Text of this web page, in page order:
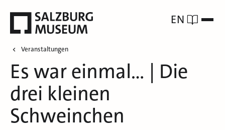
EN
Veranstaltungen
Es war einmal… | Die
drei kleinen
Schweinchen